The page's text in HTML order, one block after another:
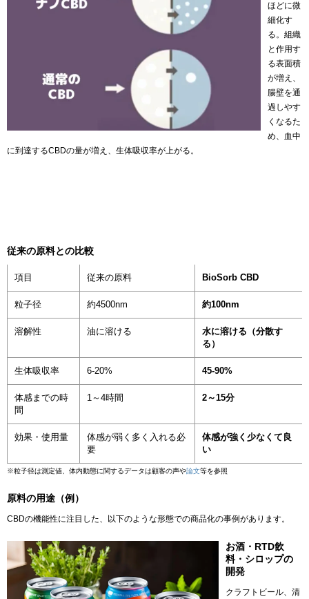
ほどに微
細化す
る。組織
と作用す
る表面積
が増え、
腸壁を通
過しやす
くなるた
め、血中
に到達するCBDの量が増え、生体吸収率が上がる。
従来の原料との比較
項目 従来の原料 BioSorb CBD
粒子径 約4500nm 約100nm
溶解性 油に溶ける
水に溶ける（分散す
る）
生体吸収率 6-20% 45-90%
体感までの時
間
1～4時間 2～15分
効果・使用量
体感が弱く多く入れる必
要
体感が強く少なくて良
い
※粒子径は測定値、体内動態に関するデータは顧客の声や論文等を参照
原料の用途（例）
CBDの機能性に注目した、以下のような形態での商品化の事例があります。
お酒・RTD飲
料・シロップの
開発
クラフトビール、清